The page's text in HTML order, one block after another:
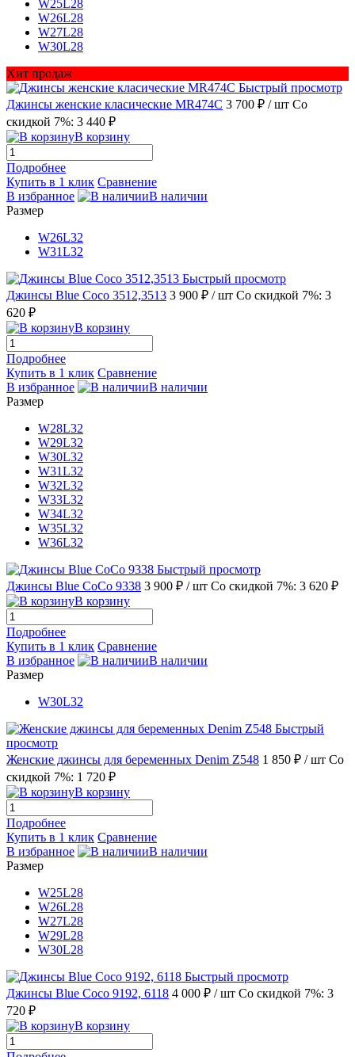
W25L28
W26L28
W27L28
W30L28
Хит продаж
Быстрый просмотр
Джинсы женские класические MR474C 3 700 ₽ / шт Со
скидкой 7%: 3 440 ₽
В корзину
Подробнее
Купить в 1 клик Сравнение
В избранное
В наличии
Размер
W26L32
W31L32
Быстрый просмотр
Джинсы Blue Coco 3512,3513 3 900 ₽ / шт Со скидкой 7%: 3
620 ₽
В корзину
Подробнее
Купить в 1 клик Сравнение
В избранное
В наличии
Размер
W28L32
W29L32
W30L32
W31L32
W32L32
W33L32
W34L32
W35L32
W36L32
Быстрый просмотр
Джинсы Blue CoCo 9338 3 900 ₽ / шт Со скидкой 7%: 3 620 ₽
В корзину
Подробнее
Купить в 1 клик Сравнение
В избранное
В наличии
Размер
W30L32
Быстрый
просмотр
Женские джинсы для беременных Denim Z548 1 850 ₽ / шт Со
скидкой 7%: 1 720 ₽
В корзину
Подробнее
Купить в 1 клик Сравнение
В избранное
В наличии
Размер
W25L28
W26L28
W27L28
W29L28
W30L28
Быстрый просмотр
Джинсы Blue Coco 9192, 6118 4 000 ₽ / шт Со скидкой 7%: 3
720 ₽
В корзину